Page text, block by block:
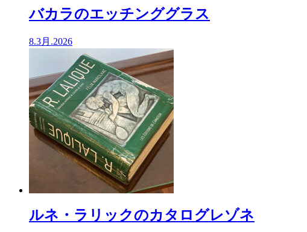
バカラのエッチンググラス
8.3月.2026
ルネ・ラリックのカタログレゾネ